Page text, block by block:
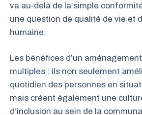
va au-delà de la simple
une question de qualité de vie et
humaine.
Les bénéfices d’un
multiples : ils non seulement
quotidien des personnes en
mais créent également une
d’inclusion au sein de la